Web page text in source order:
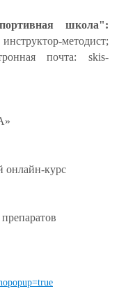
школа":
методист;
почта: skis-
онлайн-курс